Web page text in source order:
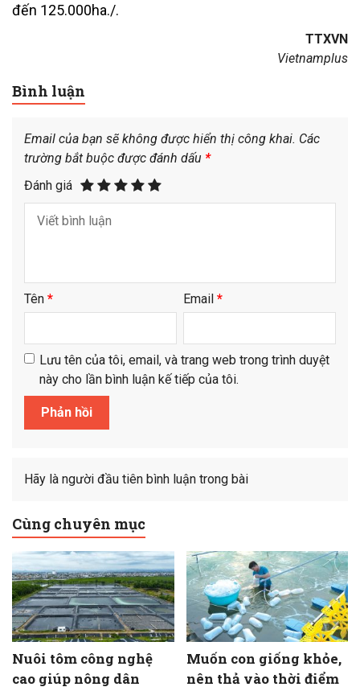
đến 125.000ha./.
TTXVN
Vietnamplus
Bình luận
Email của bạn sẽ không được hiển thị công khai. Các
trường bắt buộc được đánh dấu *
Đánh giá
Tên * Email *
Lưu tên của tôi, email, và trang web trong trình duyệt
này cho lần bình luận kế tiếp của tôi.
Hãy là người đầu tiên bình luận trong bài
Cùng chuyên mục
Nuôi tôm công nghệ
cao giúp nông dân
Muốn con giống khỏe,
nên thả vào thời điểm